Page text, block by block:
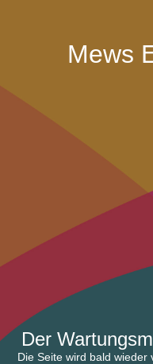
Mews
Der
Die Seite wird bald